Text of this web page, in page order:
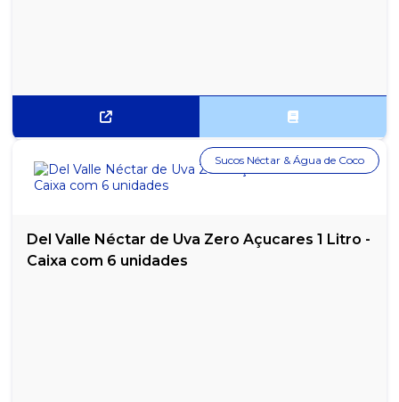
Del Valle Néctar de Uva Zero Açucares 1 Litro -
Caixa com 6 unidades
Sucos Néctar & Água de Coco